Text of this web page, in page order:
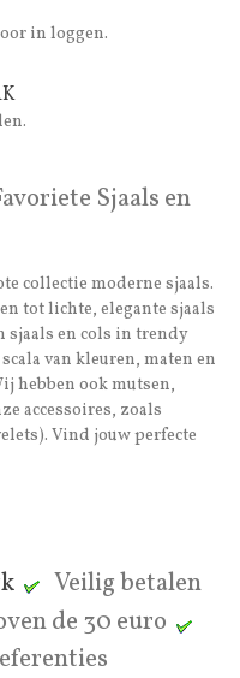
in loggen.
Sjaals en
collectie moderne sjaals.
tot lichte, elegante sjaals
sjaals en cols in trendy
van kleuren, maten en
hebben ook mutsen,
accessoires, zoals
Vind jouw perfecte
Veilig betalen
de 30 euro